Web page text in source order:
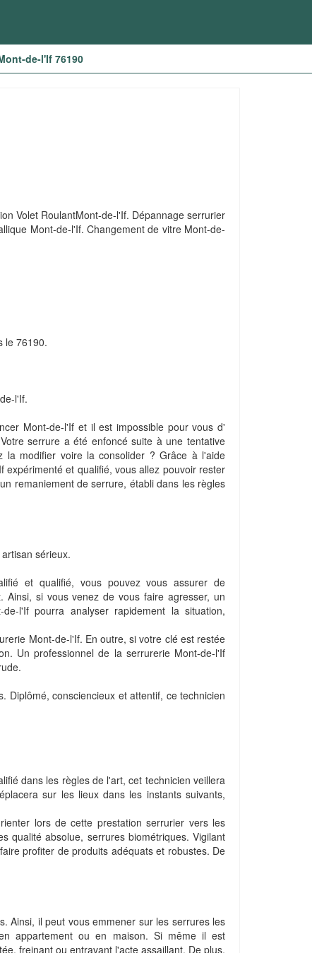
de-l'If 76190
Volet RoulantMont-de-l'If. Dépannage serrurier
Mont-de-l'If. Changement de vitre Mont-de-
le 76190.
l'If.
Mont-de-l'If et il est impossible pour vous d'
serrure a été enfoncé suite à une tentative
la modifier voire la consolider ? Grâce à l'aide
expérimenté et qualifié, vous allez pouvoir rester
remaniement de serrure, établi dans les règles
sérieux.
et qualifié, vous pouvez vous assurer de
Ainsi, si vous venez de vous faire agresser, un
de-l'If pourra analyser rapidement la situation,
Mont-de-l'If. En outre, si votre clé est restée
Un professionnel de la serrurerie Mont-de-l'If
Diplômé, consciencieux et attentif, ce technicien
dans les règles de l'art, cet technicien veillera
sur les lieux dans les instants suivants,
lors de cette prestation serrurier vers les
qualité absolue, serrures biométriques. Vigilant
profiter de produits adéquats et robustes. De
Ainsi, il peut vous emmener sur les serrures les
appartement ou en maison. Si même il est
freinant ou entravant l'acte assaillant. De plus,